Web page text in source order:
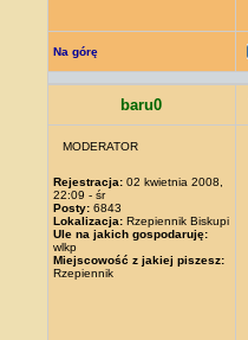
Na górę
baru0
MODERATOR
Rejestracja: 02 kwietnia 2008,
22:09 - śr
Posty: 6843
Lokalizacja: Rzepiennik Biskupi
Ule na jakich gospodaruję:
wlkp
Miejscowość z jakiej piszesz:
Rzepiennik